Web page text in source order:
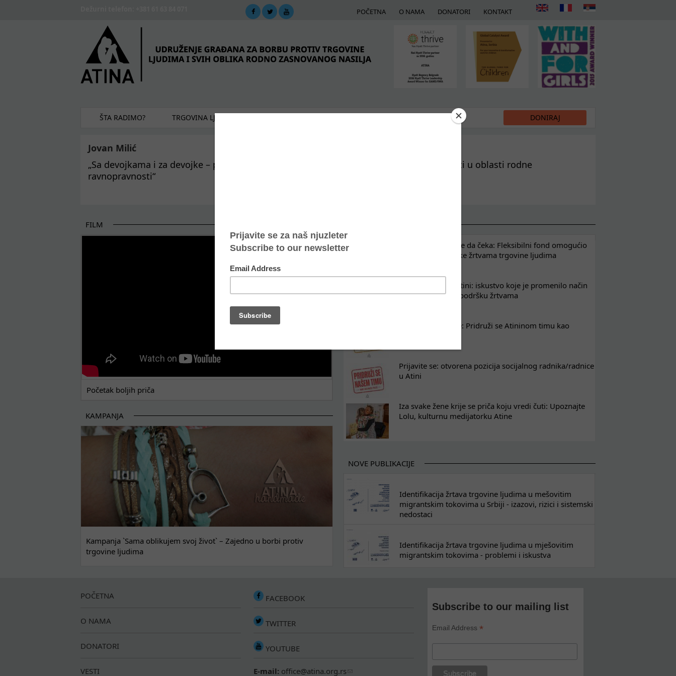
POČETNA O NAMA DONATORI KONTAKT
ŠTA RADIMO? TRGOVINA LJUDIMA MEDIJI DONIRAJ
Jovan Milić
„Sa devojkama i za devojke – podrška lokalnim Kacelarijama za mlade u podizanju svesti u oblasti rodne
ravnopravnosti“
FILM
Početak boljih priča
KAMPANJA
Kampanja `Sama oblikujem svoj život` – Zajedno u borbi protiv
trgovine ljudima
Oporavak ne može da čeka: Fleksibilni fond omogućio
kontinuitet podrške žrtvama trgovine ljudima
Osam nedelja u Atini: iskustvo koje je promenilo način
na koji razumem podršku žrtvama
Tražimo pojačanje: Pridruži se Atininom timu kao
Prijavite se: otvorena pozicija socijalnog radnika/radnice
u Atini
Iza svake žene krije se priča koju vredi čuti: Upoznajte
Lolu, kulturnu medijatorku Atine
NOVE PUBLIKACIJE
Identifikacija žrtava trgovine ljudima u mešovitim
migrantskim tokovima u Srbiji - izazovi, rizici i sistemski
nedostaci
Identifikacija žrtava trgovine ljudima u mješovitim
migrantskim tokovima - problemi i iskustva
POČETNA
O NAMA
DONATORI
VESTI
FACEBOOK
TWITTER
YOUTUBE
E-mail: office@atina.org.rs
Subscribe to our mailing list
Email Address*